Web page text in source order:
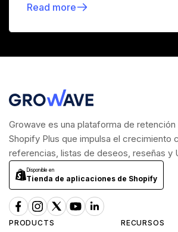
Read more
Growave es una plataforma de
Shopify Plus que impulsa el crecimiento
referencias, listas de deseos, reseñas y
Disponible en
Tienda de aplicaciones de Shopify
PRODUCTS
RECURSOS